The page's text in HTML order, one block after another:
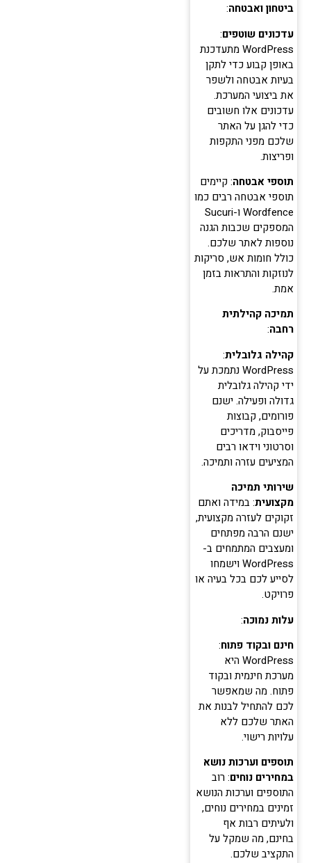
ביטחון ואבטחה:
עדכונים שוטפים:
WordPress מתעדכנת
באופן קבוע כדי לתקן
בעיות אבטחה ולשפר
את ביצועי המערכת.
עדכונים אלו חשובים
כדי להגן על האתר
שלכם מפני התקפות
ופריצות.
תוספי אבטחה: קיימים
תוספי אבטחה רבים כמו
Wordfence ו-Sucuri
המספקים שכבות הגנה
נוספות לאתר שלכם.
כולל חומות אש, סריקות
לנוזקות והתראות בזמן
אמת.
תמיכה קהילתית
רחבה:
קהילה גלובלית:
WordPress נתמכת על
ידי קהילה גלובלית
גדולה ופעילה. ישנם
פורומים, קבוצות
פייסבוק, מדריכים
וסרטוני וידאו רבים
המציעים עזרה ותמיכה.
שירותי תמיכה
מקצועית: במידה ואתם
זקוקים לעזרה מקצועית,
ישנם הרבה מפתחים
ומעצבים המתמחים ב-
WordPress וישמחו
לסייע לכם בכל בעיה או
פרויקט.
עלות נמוכה:
חינם ובקוד פתוח:
WordPress היא
מערכת חינמית ובקוד
פתוח. מה שמאפשר
לכם להתחיל לבנות את
האתר שלכם ללא
עלויות רישוי.
תוספים וערכות נושא
במחירים נוחים: רוב
התוספים וערכות הנושא
זמינים במחירים נוחים,
ולעיתים רבות אף
בחינם, מה שמקל על
התקציב שלכם.